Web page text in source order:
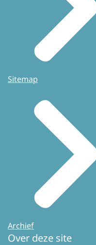
Sitemap
Archief
Over deze site